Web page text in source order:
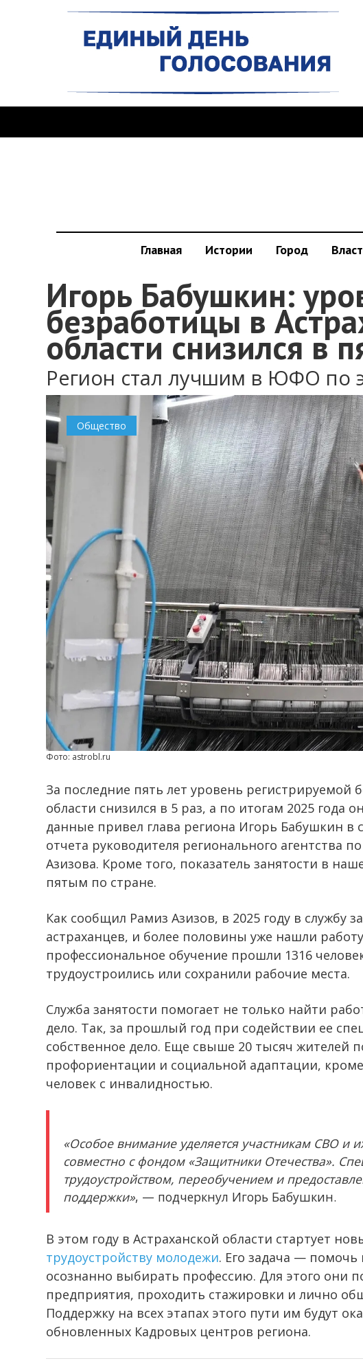
Главная Истории Город
Игорь Бабушкин:
безработицы в
области снизился в
Регион стал лучшим в ЮФО по
Общество
Фото: astrobl.ru
За последние пять лет уровень регистрируемой
области снизился в 5 раз, а по итогам 2025 года
данные привел глава региона Игорь Бабушкин в
отчета руководителя регионального агентства
Азизова. Кроме того, показатель занятости в
пятым по стране.
Как сообщил Рамиз Азизов, в 2025 году в службу
астраханцев, и более половины уже нашли
профессиональное обучение прошли 1316
трудоустроились или сохранили рабочие места.
Служба занятости помогает не только найти
дело. Так, за прошлый год при содействии ее
собственное дело. Еще свыше 20 тысяч жителей
профориентации и социальной адаптации, кроме
человек с инвалидностью.
«Особое внимание уделяется участникам СВО и
совместно с фондом «Защитники Отечества».
трудоустройством, переобучением и
поддержки», — подчеркнул Игорь Бабушкин.
В этом году в Астраханской области стартует
трудоустройству молодежи. Его задача —
осознанно выбирать профессию. Для этого они
предприятия, проходить стажировки и лично
Поддержку на всех этапах этого пути им будут
обновленных Кадровых центров региона.